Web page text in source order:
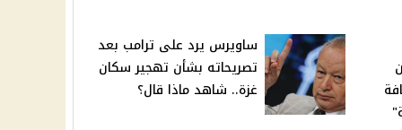
ساويرس يرد على ترامب بعد
تصريحاته بشأن تهجير سكان
غزة.. شاهد ماذا قال؟